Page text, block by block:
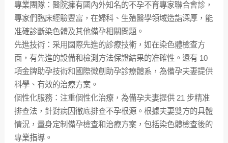
專業團隊：醫院擁有國內外知名的不孕不育專家聯合會診，
專家們臨床經驗豐富，在婦科、生殖醫學領域造詣深厚，能
准確診斷染色體及其他備孕相關問題。
先進技術：采用國際先進的診療技術，如在染色體檢查方
面，有先進的設備和檢測方法保證結果的准確性。還有 10
項金牌助孕技術和國際微創助孕診療體系，為備孕夫妻提供
科學、有效的治療方案。
個性化服務：注重個性化治療，為備孕夫妻提供 21 步精准
排查法，針對病因徹底排查不孕根源。根據夫妻雙方的具體
情況，量身定制備孕檢查和治療方案，包括染色體檢查後的
專業指導。